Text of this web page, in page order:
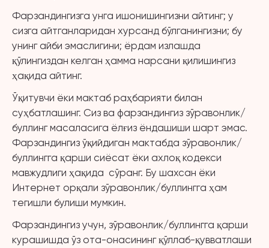
Фарзандингизга унга ишонишингизни айтинг; у
сизга айтганларидан хурсанд бўлганингизни; бу
унинг айби эмаслигини; ёрдам излашда
қўлингиздан келган ҳамма нарсани қилишингиз
ҳақида айтинг.
Ўқитувчи ёки мактаб раҳбарияти билан
суҳбатлашинг. Сиз ва фарзандингиз зўравонлик/
буллинг масаласига ёлғиз ёндашиши шарт эмас.
Фарзандингиз ўқийдиган мактабда зўравонлик/
буллингга қарши сиёсат ёки ахлоқ кодекси
мавжудлиги ҳақида сўранг. Бу шахсан ёки
Интернет орқали зўравонлик/буллингга ҳам
тегишли булиши мумкин.
Фарзандингиз учун, зўравонлик/буллингга қарши
курашишда ўз ота-онасининг қўллаб-қувватлаши